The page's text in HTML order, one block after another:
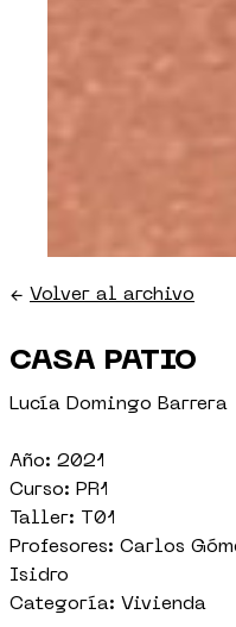
← Volver al archivo
CASA PATIO
Lucía Domingo Barrera
Año: 2021
Curso: PR1
Taller: T01
Profesores: Carlos
Isidro
Categoría: Vivienda